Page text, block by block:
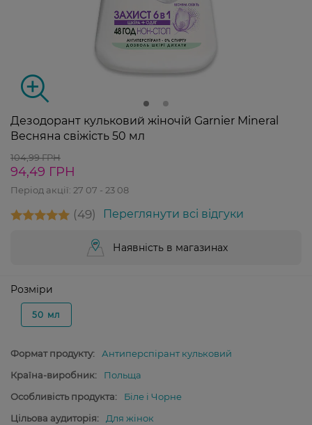
Дезодорант кульковий жіночій Garnier Mineral
Весняна свіжість 50 мл
104,99 ГРН
94,49 ГРН
Період акції: 27 07 - 23 08
49 Переглянути всі відгуки
Наявність в магазинах
Розміри
50 мл
Формат продукту:
Антиперспірант кульковий
Країна-виробник:
Польща
Особливість продукта:
Біле і Чорне
Цільова аудиторія:
Для жінок